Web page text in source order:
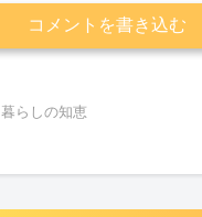
コメントを書き込む
暮らしの知恵